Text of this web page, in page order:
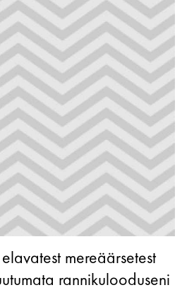
mereäärsetest
rannikulooduseni